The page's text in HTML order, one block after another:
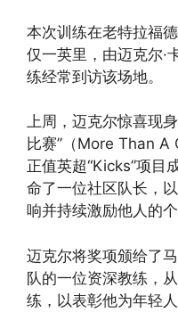
本次训练在老特拉福
仅一英里，由迈克尔·
练经常到访该场地。
上周，迈克尔惊喜现
比赛”（More Than A
正值英超“Kicks”项目
命了一位社区队长，
响并持续激励他人的个
迈克尔将奖项颁给了
队的一位资深教练，
练，以表彰他为年轻